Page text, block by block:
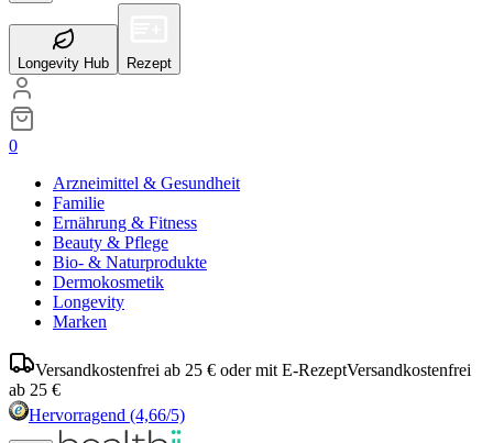
Longevity Hub Rezept
0
Arzneimittel & Gesundheit
Familie
Ernährung & Fitness
Beauty & Pflege
Bio- & Naturprodukte
Dermokosmetik
Longevity
Marken
Versandkostenfrei ab 25 € oder mit E-RezeptVersandkostenfrei
ab 25 €
Hervorragend (4,66/5)